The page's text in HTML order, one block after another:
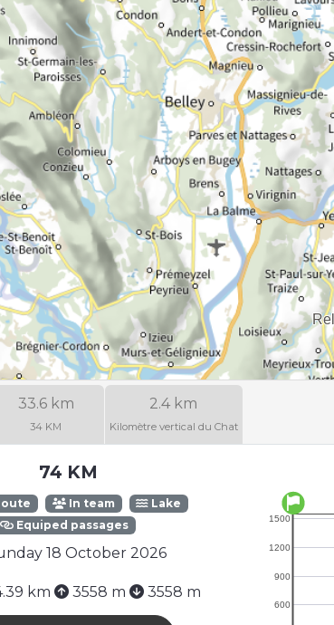
33.6 km
34 KM
2.4 km
Kilomètre vertical du Chat
74 KM
In team
Lake
Equiped passages
18 October 2026
km 3558 m 3558 m